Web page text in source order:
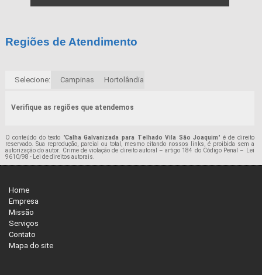
Regiões de Atendimento
Selecione: Campinas Hortolândia
Verifique as regiões que atendemos
O conteúdo do texto "Calha Galvanizada para Telhado Vila São Joaquim" é de direito
reservado. Sua reprodução, parcial ou total, mesmo citando nossos links, é proibida sem a
autorização do autor. Crime de violação de direito autoral – artigo 184 do Código Penal –
Lei
9610/98 - Lei de direitos autorais
Home
Empresa
Missão
Serviços
Contato
Mapa do site